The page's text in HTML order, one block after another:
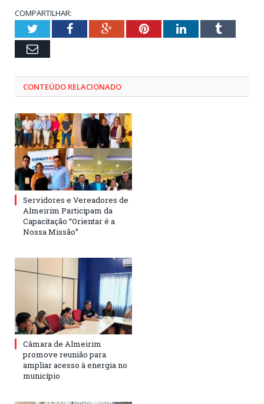
COMPARTILHAR:
TwitterFacebookGoogle+PinterestLinkedInTumblr
Email
CONTEÚDO RELACIONADO
Servidores e Vereadores de
Almeirim Participam da
Capacitação “Orientar é a
Nossa Missão”
Câmara de Almeirim
promove reunião para
ampliar acesso à energia no
município